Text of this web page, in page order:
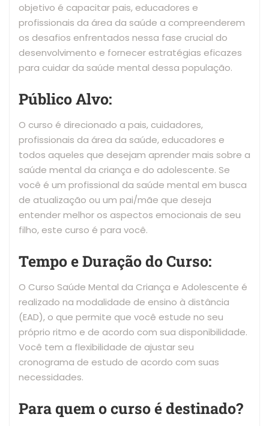
objetivo é capacitar pais, educadores e
profissionais da área da saúde a compreenderem
os desafios enfrentados nessa fase crucial do
desenvolvimento e fornecer estratégias eficazes
para cuidar da saúde mental dessa população.
Público Alvo:
O curso é direcionado a pais, cuidadores,
profissionais da área da saúde, educadores e
todos aqueles que desejam aprender mais sobre a
saúde mental da criança e do adolescente. Se
você é um profissional da saúde mental em busca
de atualização ou um pai/mãe que deseja
entender melhor os aspectos emocionais de seu
filho, este curso é para você.
Tempo e Duração do Curso:
O Curso Saúde Mental da Criança e Adolescente é
realizado na modalidade de ensino à distância
(EAD), o que permite que você estude no seu
próprio ritmo e de acordo com sua disponibilidade.
Você tem a flexibilidade de ajustar seu
cronograma de estudo de acordo com suas
necessidades.
Para quem o curso é destinado?